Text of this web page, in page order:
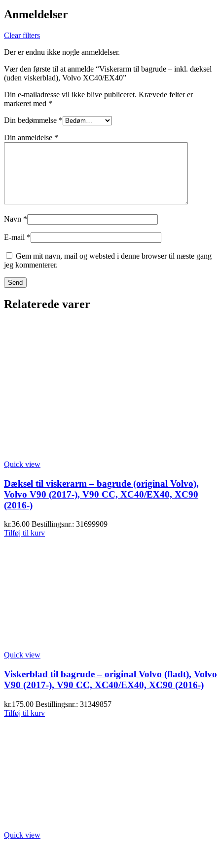
Anmeldelser
Clear filters
Der er endnu ikke nogle anmeldelser.
Vær den første til at anmelde “Viskerarm til bagrude – inkl. dæksel
(uden viskerblad), Volvo XC40/EX40”
Din e-mailadresse vil ikke blive publiceret. Krævede felter er
markeret med *
Din bedømmelse *
Din anmeldelse *
Navn *
E-mail *
Gem mit navn, mail og websted i denne browser til næste gang
jeg kommenterer.
Relaterede varer
Quick view
Dæksel til viskerarm – bagrude (original Volvo),
Volvo V90 (2017-), V90 CC, XC40/EX40, XC90
(2016-)
kr.36.00 Bestillingsnr.: 31699909
Tilføj til kurv
Quick view
Viskerblad til bagrude – original Volvo (fladt), Volvo
V90 (2017-), V90 CC, XC40/EX40, XC90 (2016-)
kr.175.00 Bestillingsnr.: 31349857
Tilføj til kurv
Quick view